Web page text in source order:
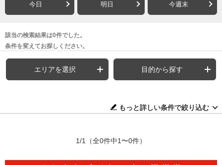
今日 明日 今週末
該当の検索結果は0件でした。
条件を変えてお探しください。
エリアを選択 目的から探す
もっと詳しい条件で絞り込む
1/1 （全0件中1〜0件）